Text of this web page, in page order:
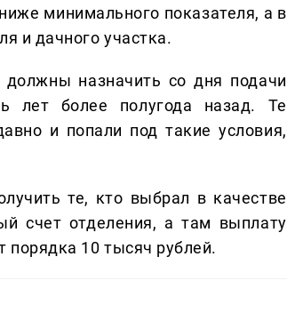
минимального показателя, а в
и дачного участка.
назначить со дня подачи
лет более полугода назад. Те
и попали под такие условия,
те, кто выбрал в качестве
счет отделения, а там выплату
порядка 10 тысяч рублей.